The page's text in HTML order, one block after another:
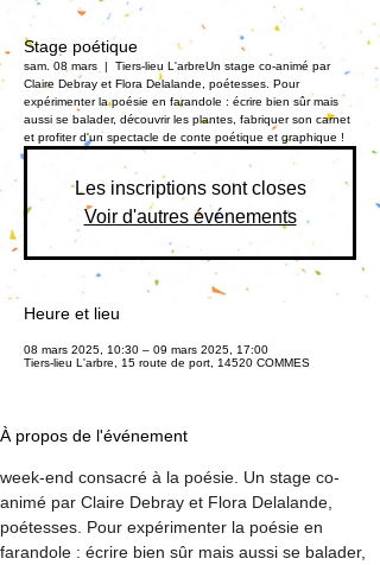
Stage poétique
sam. 08 mars
  |
Tiers-lieu L'arbreUn stage co-animé par
Claire Debray et Flora Delalande, poétesses. Pour
expérimenter la poésie en farandole : écrire bien sûr mais
aussi se balader, découvrir les plantes, fabriquer son carnet
et profiter d'un spectacle de conte poétique et graphique !
Les inscriptions sont closes
Voir d'autres événements
Heure et lieu
08 mars 2025, 10:30 – 09 mars 2025, 17:00
Tiers-lieu L'arbre, 15 route de port, 14520 COMMES
À propos de l'événement
week-end consacré à la poésie. Un stage co-
animé par Claire Debray et Flora Delalande,
poétesses. Pour expérimenter la poésie en
farandole : écrire bien sûr mais aussi se balader,